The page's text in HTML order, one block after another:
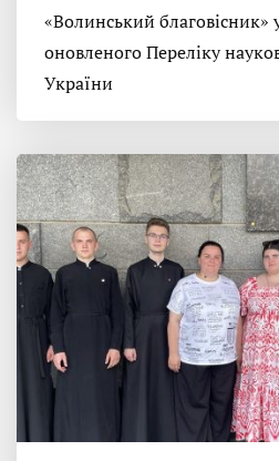
«Волинський благовісник»
оновленого Переліку
України